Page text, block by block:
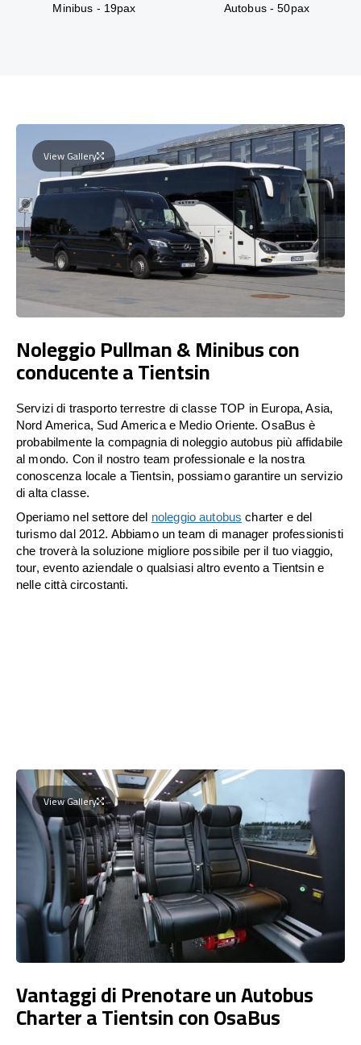
Minibus - 19pax Autobus - 50pax
View Gallery
Noleggio Pullman & Minibus con
conducente a Tientsin
Servizi di trasporto terrestre di classe TOP in Europa, Asia,
Nord America, Sud America e Medio Oriente. OsaBus è
probabilmente la compagnia di noleggio autobus più affidabile
al mondo. Con il nostro team professionale e la nostra
conoscenza locale a Tientsin, possiamo garantire un servizio
di alta classe.
Operiamo nel settore del noleggio autobus charter e del
turismo dal 2012. Abbiamo un team di manager professionisti
che troverà la soluzione migliore possibile per il tuo viaggio,
tour, evento aziendale o qualsiasi altro evento a Tientsin e
nelle città circostanti.
View Gallery
Vantaggi di Prenotare un Autobus
Charter a Tientsin con OsaBus